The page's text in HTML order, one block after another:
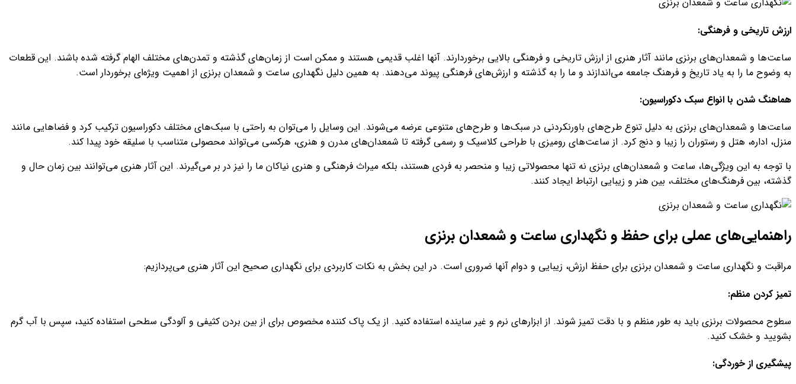
ارزش تاریخی و فرهنگی:
ساعت‌ها و شمعدان‌های برنزی مانند آثار هنری از ارزش تاریخی و فرهنگی بالایی برخوردارند. آنها اغلب قدیمی هستند و ممکن است از زمان‌های گذشته و تمدن‌های مختلف الهام گرفته شده باشند. این قطعات
به وضوح ما را به یاد تاریخ و فرهنگ جامعه‌ می‌اندازند و ما را به گذشته و ارزش‌های فرهنگی پیوند‌ می‌دهند. به همین دلیل نگهداری ساعت و شمعدان برنزی از اهمیت ویژه‌ای برخوردار است.
هماهنگ شدن با انواع سبک دکوراسیون:
ساعت‌ها و شمعدان‌های برنزی به دلیل تنوع طرح‌های باورنکردنی در سبک‌ها و طرح‌های متنوعی عرضه‌ می‌شوند. این وسایل را‌ می‌توان به راحتی با سبک‌های مختلف دکوراسیون ترکیب کرد و فضاهایی مانند
منزل، اداره، هتل و رستوران را زیبا و دنج کرد. از ساعت‌های رومیزی با طراحی کلاسیک و رسمی گرفته تا شمعدان‌های مدرن و هنری، هرکسی‌ می‌تواند محصولی متناسب با سلیقه خود پیدا کند.
با توجه به این ویژگی‌ها، ساعت‌ و شمعدان‌های برنزی نه تنها محصولاتی زیبا و منحصر به فردی هستند، بلکه میراث فرهنگی و هنری نیاکان ما را نیز در بر‌ می‌گیرند. این آثار هنری‌ می‌توانند بین زمان حال و
گذشته، بین فرهنگ‌های مختلف، بین هنر و زیبایی ارتباط ایجاد کنند.
راهنمایی‌های عملی برای حفظ و نگهداری ساعت و شمعدان برنزی
مراقبت و نگهداری ساعت و شمعدان برنزی برای حفظ ارزش، زیبایی و دوام آنها ضروری است. در این بخش به نکات کاربردی برای نگهداری صحیح این آثار هنری‌ می‌پردازیم:
تمیز کردن منظم:
سطوح محصولات برنزی باید به طور منظم و با دقت تمیز شوند. از ابزارهای نرم و غیر ساینده استفاده کنید. از یک پاک کننده مخصوص برای از بین بردن کثیفی و آلودگی سطحی استفاده کنید، سپس با آب گرم
بشویید و خشک کنید.
پیشگیری از خوردگی: